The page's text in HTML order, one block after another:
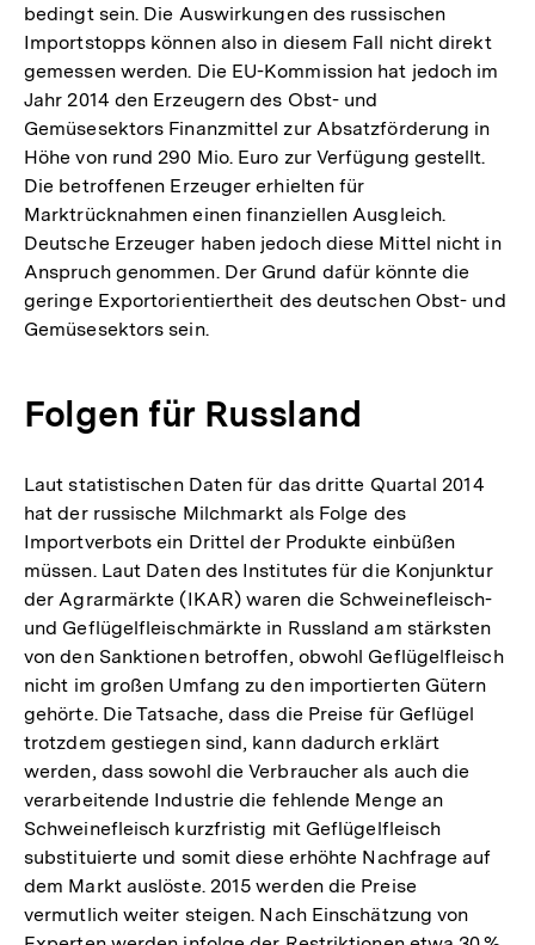
bedingt sein. Die Auswirkungen des russischen
Importstopps können also in diesem Fall nicht direkt
gemessen werden. Die EU-Kommission hat jedoch im
Jahr 2014 den Erzeugern des Obst- und
Gemüsesektors Finanzmittel zur Absatzförderung in
Höhe von rund 290 Mio. Euro zur Verfügung gestellt.
Die betroffenen Erzeuger erhielten für
Marktrücknahmen einen finanziellen Ausgleich.
Deutsche Erzeuger haben jedoch diese Mittel nicht in
Anspruch genommen. Der Grund dafür könnte die
geringe Exportorientiertheit des deutschen Obst- und
Gemüsesektors sein.
Folgen für Russland
Laut statistischen Daten für das dritte Quartal 2014
hat der russische Milchmarkt als Folge des
Importverbots ein Drittel der Produkte einbüßen
müssen. Laut Daten des Institutes für die Konjunktur
der Agrarmärkte (IKAR) waren die Schweinefleisch-
und Geflügelfleischmärkte in Russland am stärksten
von den Sanktionen betroffen, obwohl Geflügelfleisch
nicht im großen Umfang zu den importierten Gütern
gehörte. Die Tatsache, dass die Preise für Geflügel
trotzdem gestiegen sind, kann dadurch erklärt
werden, dass sowohl die Verbraucher als auch die
verarbeitende Industrie die fehlende Menge an
Schweinefleisch kurzfristig mit Geflügelfleisch
substituierte und somit diese erhöhte Nachfrage auf
dem Markt auslöste. 2015 werden die Preise
vermutlich weiter steigen. Nach Einschätzung von